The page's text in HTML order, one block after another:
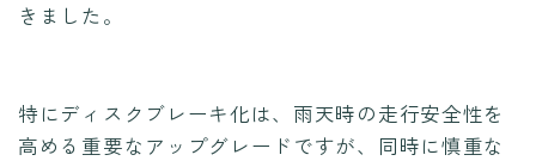
きました。
特にディスクブレーキ化は、雨天時の走行安全性を
高める重要なアップグレードですが、同時に慎重な